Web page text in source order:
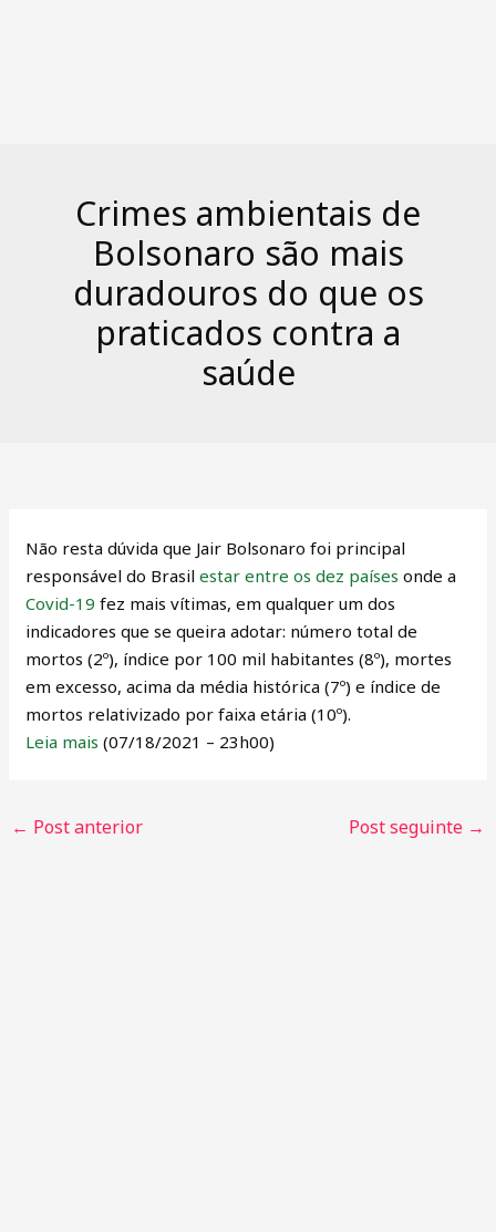
Crimes ambientais de
Bolsonaro são mais
duradouros do que os
praticados contra a
saúde
Não resta dúvida que Jair Bolsonaro foi principal
responsável do Brasilestar entre os dez países onde a
Covid-19 fez mais vítimas, em qualquer um dos
indicadores que se queira adotar: número total de
mortos (2º), índice por 100 mil habitantes (8º), mortes
em excesso, acima da média histórica (7º) e índice de
mortos relativizado por faixa etária (10º).
Leia mais (07/18/2021 – 23h00)
← Post anterior Post seguinte →